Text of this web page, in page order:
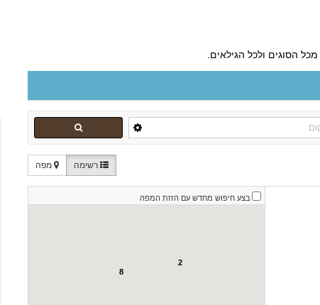
הסוגים ולכל הגילאים.
רשימה מפה
בצע חיפוש מחדש עם הזזת המפה
8
2